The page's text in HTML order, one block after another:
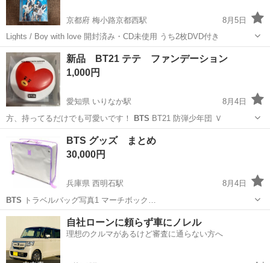
京都府 梅小路京都西駅
8月5日
Lights / Boy with love 開封済み・CD未使用 うち2枚DVD付き
京都 京都市 梅小路京都西駅 CD
新品 BT21 テテ ファンデーション
1,000円
愛知県 いりなか駅
8月4日
方、持ってるだけでも可愛いです！
BTS BT21 防弾少年団 Ｖ
いりなか駅 食器
BTS グッズ まとめ
30,000円
兵庫県 西明石駅
8月4日
BTS
トラベルバッグ写真1 マーチボック…
兵庫 神戸市 西明石駅 その他
自社ローンに頼らず車にノレル
理想のクルマがあるけど審査に通らない方へ